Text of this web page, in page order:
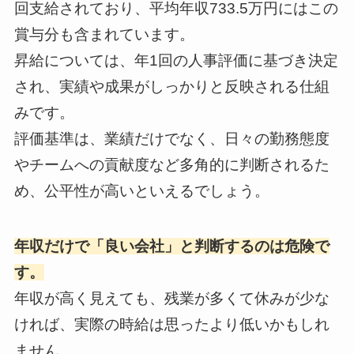
回支給されており、平均年収733.5万円にはこの
賞与分も含まれています。
昇給については、年1回の人事評価に基づき決定
され、実績や成果がしっかりと反映される仕組
みです。
評価基準は、業績だけでなく、日々の勤務態度
やチームへの貢献度など多角的に判断されるた
め、公平性が高いといえるでしょう。
年収だけで「良い会社」と判断するのは危険で
す。
年収が高く見えても、残業が多くて休みが少な
ければ、実際の時給は思ったより低いかもしれ